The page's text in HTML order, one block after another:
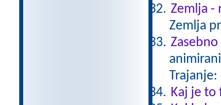
Zemlja -
Zemlja
Kaj je to